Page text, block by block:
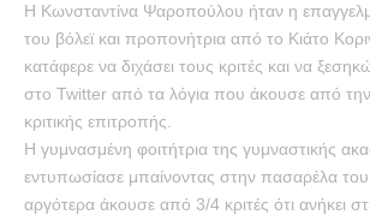
Η Κωνσταντίνα Ψαροπούλου ήταν η
του βόλεϊ και προπονήτρια από το Κιάτο
κατάφερε να διχάσει τους κριτές και να
στο Twitter από τα λόγια που άκουσε από την
κριτικής επιτροπής.
Η γυμνασμένη φοιτήτρια της γυμναστικής
εντυπωσίασε μπαίνοντας στην πασαρέλα
αργότερα άκουσε από 3/4 κριτές ότι ανήκει